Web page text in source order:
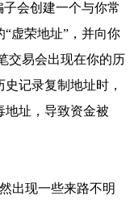
会创建一个与你常
虚荣地址”，并向你
交易会出现在你的历
记录复制地址时，
地址，导致资金被
出现一些来路不明